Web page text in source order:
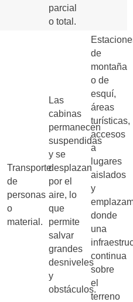
parcial
o total.
Transporte
de
personas
o
material.
Las
cabinas
permanecen
suspendidas
y se
desplazan
por el
aire, lo
que
permite
salvar
grandes
desniveles
y
obstáculos.
de
montaña
o de
esquí,
áreas
turísticas,
accesos
a
lugares
aislados
y
donde
una
continua
sobre
el
terreno